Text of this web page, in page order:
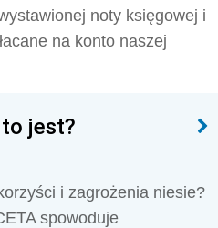
noty księgowej i
na konto naszej
jest?
i zagrożenia niesie?
spowoduje